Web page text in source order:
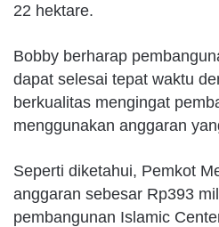
22 hektare.
Bobby berharap
dapat selesai tepat waktu
berkualitas mengingat
menggunakan anggaran
Seperti diketahui, Pemkot
anggaran sebesar Rp393
pembangunan Islamic